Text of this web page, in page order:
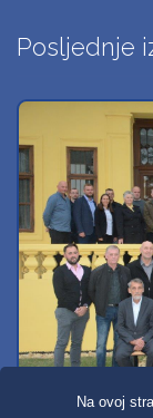
Na ovoj
Posljednje